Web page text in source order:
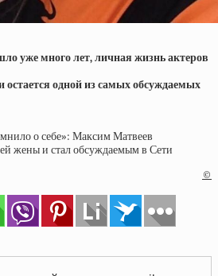
уже много лет, личная жизнь актеров
одной из самых обсуждаемых
о себе»: Максим Матвеев
жены и стал обсуждаемым в Сети
©